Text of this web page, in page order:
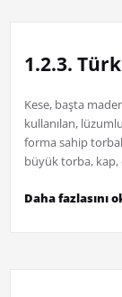
1.2.3.
Kese, başta
kullanılan,
forma sahip
büyük torba, kap,
Daha fazlasını